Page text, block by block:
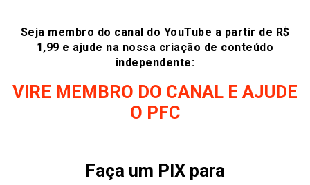
Seja membro do canal do YouTube a partir de R$
1,99 e ajude na nossa criação de conteúdo
independente:
VIRE MEMBRO DO CANAL E AJUDE
O PFC
Faça um PIX para